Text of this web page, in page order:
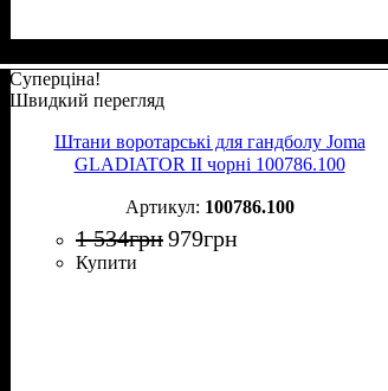
Суперціна!
Швидкий перегляд
Штани воротарські для гандболу Joma
GLADIATOR II чорні 100786.100
100786.100
1 534грн979грн
Купити